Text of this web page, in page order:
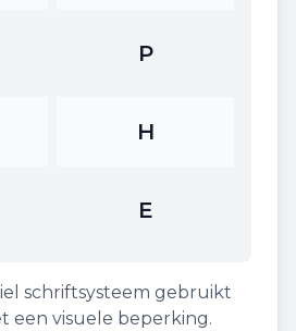
P
H
E
schriftsysteem gebruikt
een visuele beperking.